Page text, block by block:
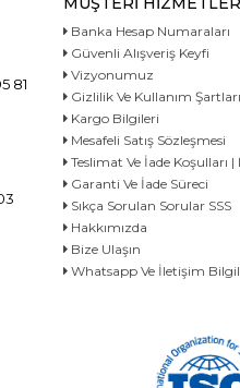
81
Banka Hesap Numaraları
Güvenli Alışveriş Keyfi
Vizyonumuz
Gizlilik Ve Kullanım Şartları
Kargo Bilgileri
Mesafeli Satış Sözleşmesi
Teslimat Ve İade Koşulları
Garanti Ve İade Süreci
Sıkça Sorulan Sorular SSS
Hakkımızda
Bize Ulaşın
Whatsapp Ve İletişim